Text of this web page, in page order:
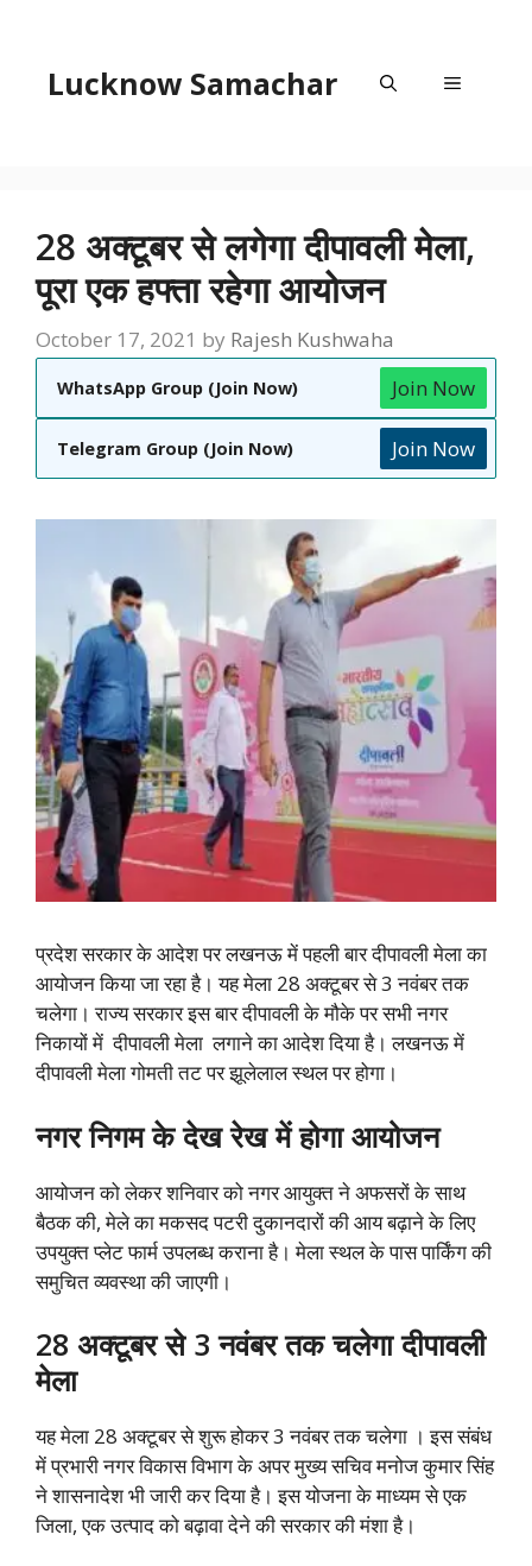
contentLucknow Samachar Menu
28 अक्टूबर से लगेगा दीपावली मेला,
पूरा एक हफ्ता रहेगा आयोजन
October 17, 2021 by Rajesh Kushwaha
WhatsApp Group (Join Now) Join Now
Telegram Group (Join Now) Join Now
प्रदेश सरकार के आदेश पर लखनऊ में पहली बार दीपावली मेला का
आयोजन किया जा रहा है। यह मेला 28 अक्टूबर से 3 नवंबर तक
चलेगा। राज्य सरकार इस बार दीपावली के मौके पर सभी नगर
निकायों में दीपावली मेला लगाने का आदेश दिया है। लखनऊ में
दीपावली मेला गोमती तट पर झूलेलाल स्थल पर होगा।
नगर निगम के देख रेख में होगा आयोजन
आयोजन को लेकर शनिवार को नगर आयुक्त ने अफसरों के साथ
बैठक की, मेले का मकसद पटरी दुकानदारों की आय बढ़ाने के लिए
उपयुक्त प्लेट फार्म उपलब्ध कराना है। मेला स्थल के पास पार्किंग की
समुचित व्यवस्था की जाएगी।
28 अक्टूबर से 3 नवंबर तक चलेगा दीपावली
मेला
यह मेला 28 अक्टूबर से शुरू होकर 3 नवंबर तक चलेगा । इस संबंध
में प्रभारी नगर विकास विभाग के अपर मुख्य सचिव मनोज कुमार सिंह
ने शासनादेश भी जारी कर दिया है। इस योजना के माध्यम से एक
जिला, एक उत्पाद को बढ़ावा देने की सरकार की मंशा है।